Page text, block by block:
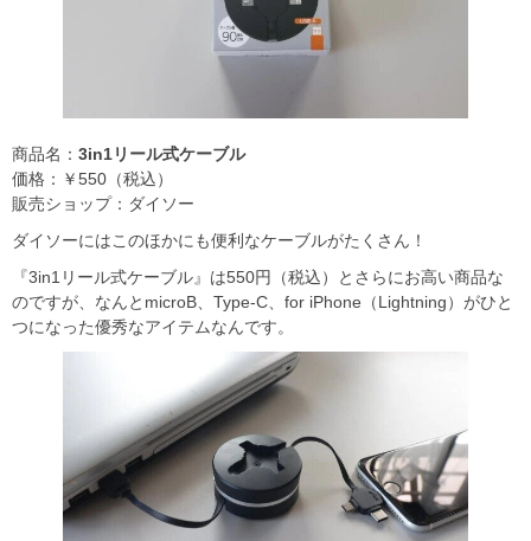
商品名： 3in1リール式ケーブル
価格：￥550（税込）
販売ショップ：ダイソー
ダイソーにはこのほかにも便利なケーブルがたくさん！
『3in1リール式ケーブル』は550円（税込）とさらにお高い商品な
のですが、なんとmicroB、Type-C、for iPhone（Lightning）がひと
つになった優秀なアイテムなんです。